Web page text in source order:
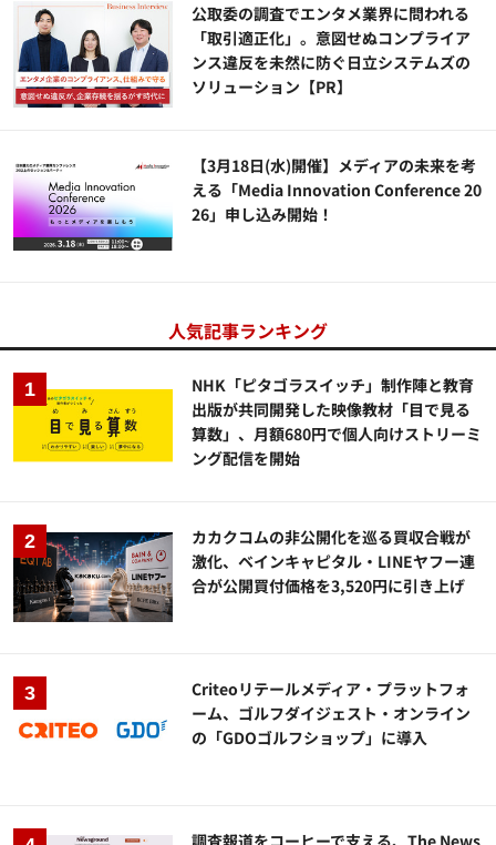
公​​取委の調査でエンタメ業界に問われる
「取引適正化」。意図せぬコンプライア
ンス違反を未然に防ぐ日立システムズの
ソリューション​【PR】
【3月18日(水)開催】メディアの未来を考
える「Media Innovation Conference 20
26」申し込み開始！
人気記事ランキング
NHK「ピタゴラスイッチ」制作陣と教育
出版が共同開発した映像教材「目で見る
算数」、月額680円で個人向けストリーミ
ング配信を開始
カカクコムの非公開化を巡る買収合戦が
激化、ベインキャピタル・LINEヤフー連
合が公開買付価格を3,520円に引き上げ
Criteoリテールメディア・プラットフォ
ーム、ゴルフダイジェスト・オンライン
の「GDOゴルフショップ」に導入
調査報道をコーヒーで支える、The News